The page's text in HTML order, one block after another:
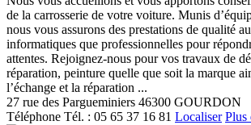
de la carrosserie de votre voiture. Munis
nous vous assurons des prestations de qualité
informatiques que professionnelles pour
attentes. Rejoignez-nous pour vos travaux de
réparation, peinture quelle que soit la marque
l’échange et la réparation ...
27 rue des Pargueminiers 46300 GOURDON
Téléphone Tél. : 05 65 37 16 81 Localiser Plus